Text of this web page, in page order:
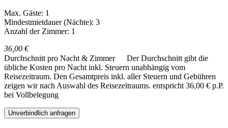
Max. Gäste: 1
Mindestmietdauer (Nächte): 3
Anzahl der Zimmer: 1
36,00 €
Durchschnitt pro Nacht & Zimmer
Der Durchschnitt gibt die
übliche Kosten pro Nacht inkl. Steuern unabhängig vom
Reisezeitraum. Den Gesamtpreis inkl. aller Steuern und Gebühren
zeigen wir nach Auswahl des Reisezeitraums. entspricht 36,00 € p.P.
bei Vollbelegung
Unverbindlich anfragen